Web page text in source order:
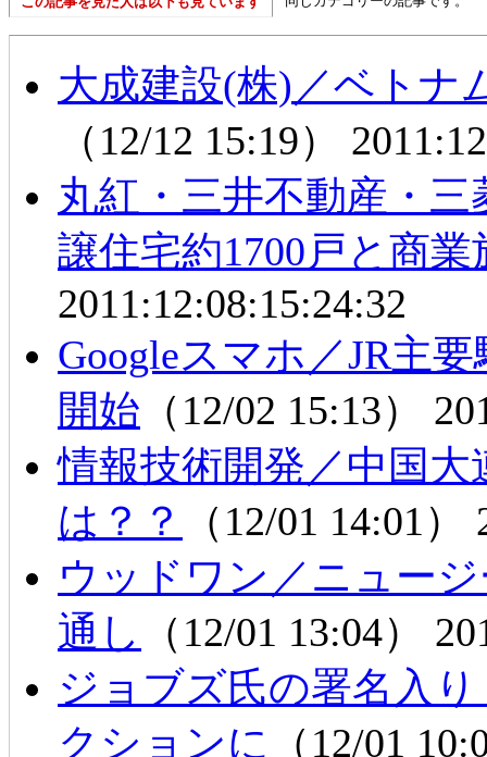
大成建設(株)／ベトナ
（12/12 15:19）
丸紅・三井不動産・
譲住宅約1700戸と商
2011:12:08:15:24:32
Googleスマホ／JR主
開始 （12/02 15:13）
情報技術開発／中国
は？？
（12/01 14:01）
ウッドワン／ニュー
通し
（12/01 13:04）
ジョブズ氏の署名入
クションに （12/01